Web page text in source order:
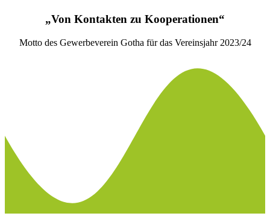
„Von Kontakten zu Kooperationen“
Motto des Gewerbeverein Gotha für das Vereinsjahr 2023/24